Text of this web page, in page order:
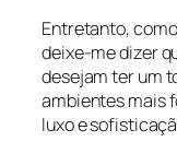
Entretanto,
deixe-me dizer
desejam ter um
ambientes mais
luxo e